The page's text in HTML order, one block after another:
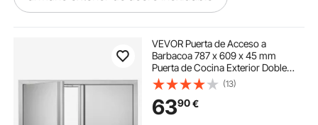
como limpiar cocinas de acero inoxidable
limpiar acero inoxidable cocina
como limpiar acero inoxidable en la cocina
VEVOR Puerta de Acceso a
Barbacoa 787 x 609 x 45 mm
Puerta de Cocina Exterior Doble
Puerta Empotrada de Acero
Inoxidable con Manija para Isla de
Barbacoa, Estación de Parrilla,
Armario Exterior
(13)
6390€